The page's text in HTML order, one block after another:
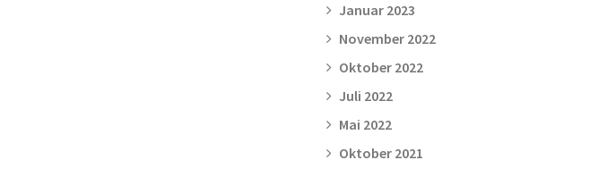
Januar 2023
November 2022
Oktober 2022
Juli 2022
Mai 2022
Oktober 2021